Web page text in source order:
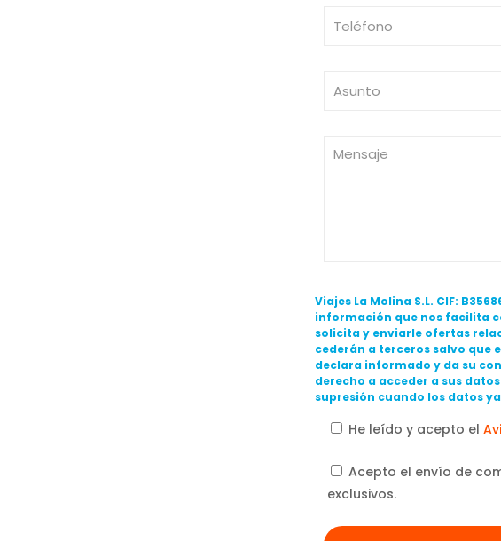
Viajes La Molina S.L. CIF:
información que nos facilita
solicita y enviarle ofertas
cederán a terceros salvo que
declara informado y da su
derecho a acceder a sus
supresión cuando los datos
He leído y acepto el
Acepto el envío de
exclusivos.